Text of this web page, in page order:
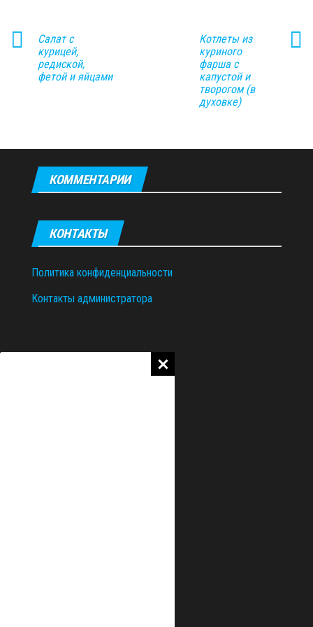
Салат с
курицей,
редиской,
фетой и яйцами
Котлеты из
куриного
фарша с
капустой и
творогом (в
духовке)
КОММЕНТАРИИ
КОНТАКТЫ
Политика конфиденциальности
Контакты администратора